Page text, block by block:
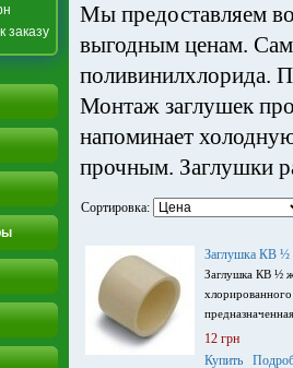
заказу
Мы предоставляем
выгодным ценам.
поливинилхлорида.
Монтаж заглушек
напоминает
прочным. Заглушки
Сортировка:
Заглушка КВ ½
Заглушка КВ ½
12 грн
Купить